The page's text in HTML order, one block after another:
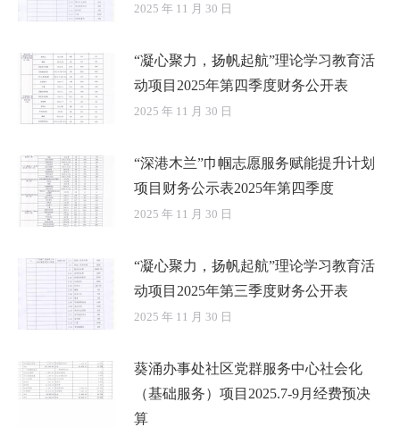
2025 年 11 月 30 日
“凝心聚力，扬帆起航”理论学习教育活
动项目2025年第四季度财务公开表
2025 年 11 月 30 日
“深港木兰”巾帼志愿服务赋能提升计划
项目财务公示表2025年第四季度
2025 年 11 月 30 日
“凝心聚力，扬帆起航”理论学习教育活
动项目2025年第三季度财务公开表
2025 年 11 月 30 日
葵涌办事处社区党群服务中心社会化
（基础服务）项目2025.7-9月经费预决
算